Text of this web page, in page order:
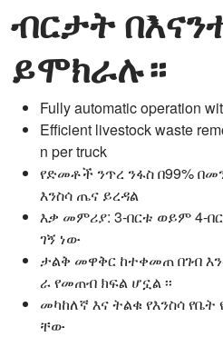
ብርታት
ይሞክራሉ።
Fully automatic operation
Efficient livestock waste
n per truck
የድመቶች ንጥረ ንፋስ በ99%
እንስሳ ጤና ይረዳል
እቃ መምሪያ: 3-በርቱ ወይም 4-
ገኝ ነው
ታልቅ መዋቅር ከተቀመጠ በገብ
ራ የመጠብ ክፍል ሆኗል ፡፡
መካከለኛ እና ትልቁ የእንስሳ
ቸው